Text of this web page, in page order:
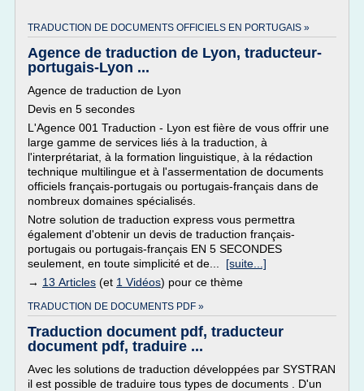
TRADUCTION DE DOCUMENTS OFFICIELS EN PORTUGAIS »
Agence de traduction de Lyon, traducteur-
portugais-Lyon ...
Agence de traduction de Lyon
Devis en 5 secondes
L'Agence 001 Traduction - Lyon est fière de vous offrir une
large gamme de services liés à la traduction, à
l'interprétariat, à la formation linguistique, à la rédaction
technique multilingue et à l'assermentation de documents
officiels français-portugais ou portugais-français dans de
nombreux domaines spécialisés.
Notre solution de traduction express vous permettra
également d'obtenir un devis de traduction français-
portugais ou portugais-français EN 5 SECONDES
seulement, en toute simplicité et de... [suite...]
→ 13 Articles (et 1 Vidéos) pour ce thème
TRADUCTION DE DOCUMENTS PDF »
Traduction document pdf, traducteur
document pdf, traduire ...
Avec les solutions de traduction développées par SYSTRAN
il est possible de traduire tous types de documents . D'un